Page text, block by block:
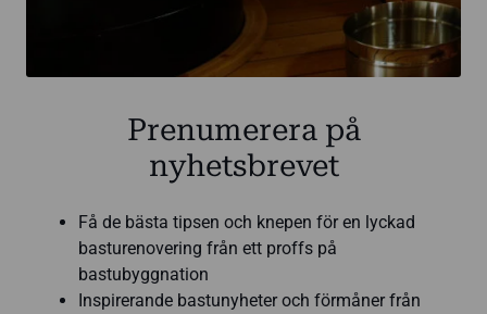
Prenumerera på
nyhetsbrevet
Få de bästa tipsen och knepen för en lyckad
basturenovering från ett proffs på
bastubyggnation
Inspirerande bastunyheter och förmåner från